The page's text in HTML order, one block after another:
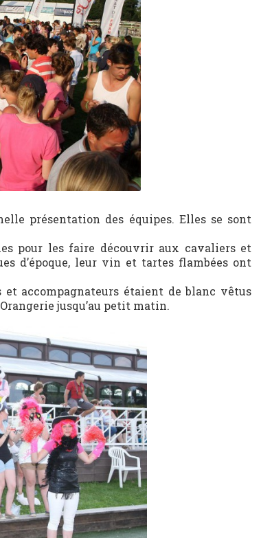
présentation des équipes. Elles se sont
pour les faire découvrir aux cavaliers et
d’époque, leur vin et tartes flambées ont
accompagnateurs étaient de blanc vêtus
jusqu’au petit matin.